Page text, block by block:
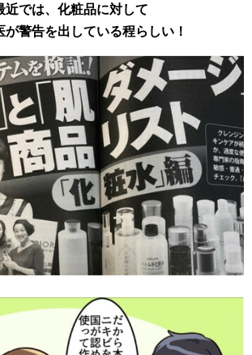
近では、化粧品に対して
が警告を出している程らしい！